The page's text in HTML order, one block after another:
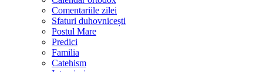
Comentariile zilei
Sfaturi duhovnicești
Postul Mare
Predici
Familia
Catehism